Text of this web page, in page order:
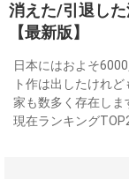
消えた/引退し
【最新版】
日本にはおよそ
ト作は出したけれ
家も数多く存在し
現在ランキング